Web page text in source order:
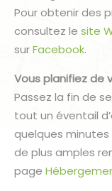
Pour obtenir des
consultez le site
surFacebook.
Vous planifiez de
Passez la fin de
tout un éventail
quelques minutes
de plus amples
page